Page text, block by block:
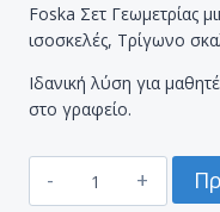
Foska Σετ Γεωμετρίας
ισοσκελές, Τρίγωνο
Ιδανική λύση για
στο γραφείο.
ΣΕΤ